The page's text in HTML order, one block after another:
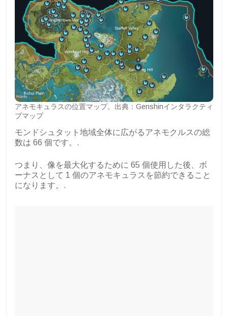
アネモキュラスの位置マップ。出典：Genshinインタラクティ
ブマップ
モンドシュタット地域全体に広がるアネモクルスの総
数は 66 個です。.
つまり、像を最大化するために 65 個使用した後、ボ
ーナスとして 1 個のアネモキュラスを節約できること
になります。.